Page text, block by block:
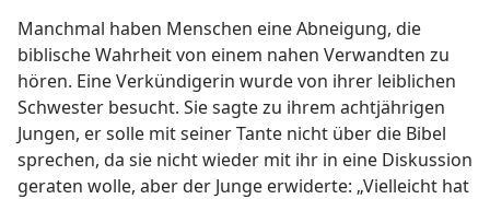
Manchmal haben Menschen eine Abneigung, die
biblische Wahrheit von einem nahen Verwandten zu
hören. Eine Verkündigerin wurde von ihrer leiblichen
Schwester besucht. Sie sagte zu ihrem achtjährigen
Jungen, er solle mit seiner Tante nicht über die Bibel
sprechen, da sie nicht wieder mit ihr in eine Diskussion
geraten wolle, aber der Junge erwiderte: „Vielleicht hat